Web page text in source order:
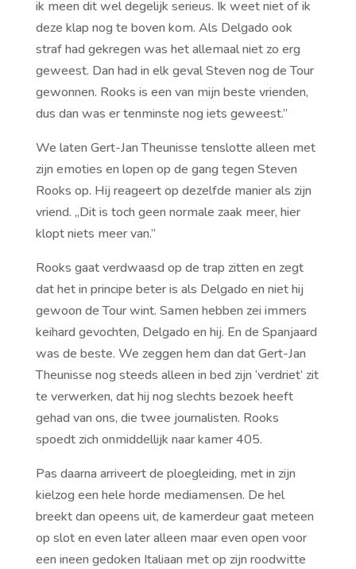
ik meen dit wel degelijk serieus. Ik weet niet of ik
deze klap nog te boven kom. Als Delgado ook
straf had gekregen was het allemaal niet zo erg
geweest. Dan had in elk geval Steven nog de Tour
gewonnen. Rooks is een van mijn beste vrienden,
dus dan was er tenminste nog iets geweest.’’
We laten Gert-Jan Theunisse tenslotte alleen met
zijn emoties en lopen op de gang tegen Steven
Rooks op. Hij reageert op dezelfde manier als zijn
vriend. ,,Dit is toch geen normale zaak meer, hier
klopt niets meer van.’’
Rooks gaat verdwaasd op de trap zitten en zegt
dat het in principe beter is als Delgado en niet hij
gewoon de Tour wint. Samen hebben zei immers
keihard gevochten, Delgado en hij. En de Spanjaard
was de beste. We zeggen hem dan dat Gert-Jan
Theunisse nog steeds alleen in bed zijn ‘verdriet’ zit
te verwerken, dat hij nog slechts bezoek heeft
gehad van ons, die twee journalisten. Rooks
spoedt zich onmiddellijk naar kamer 405.
Pas daarna arriveert de ploegleiding, met in zijn
kielzog een hele horde mediamensen. De hel
breekt dan opeens uit, de kamerdeur gaat meteen
op slot en even later alleen maar even open voor
een ineen gedoken Italiaan met op zijn roodwitte